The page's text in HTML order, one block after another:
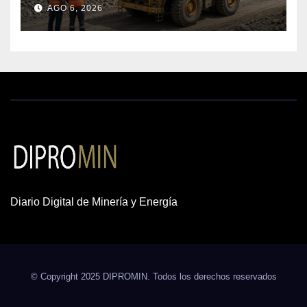
cobre y oro
AGO 6, 2026
Diario Digital de Minería y Energía
© Copyright 2025 DIPROMIN. Todos los derechos reservados